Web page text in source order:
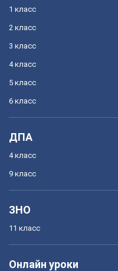
1 класс
2 класс
3 класс
4 класс
5 класс
6 класс
ДПА
4 класс
9 класс
ЗНО
11 класс
Онлайн уроки